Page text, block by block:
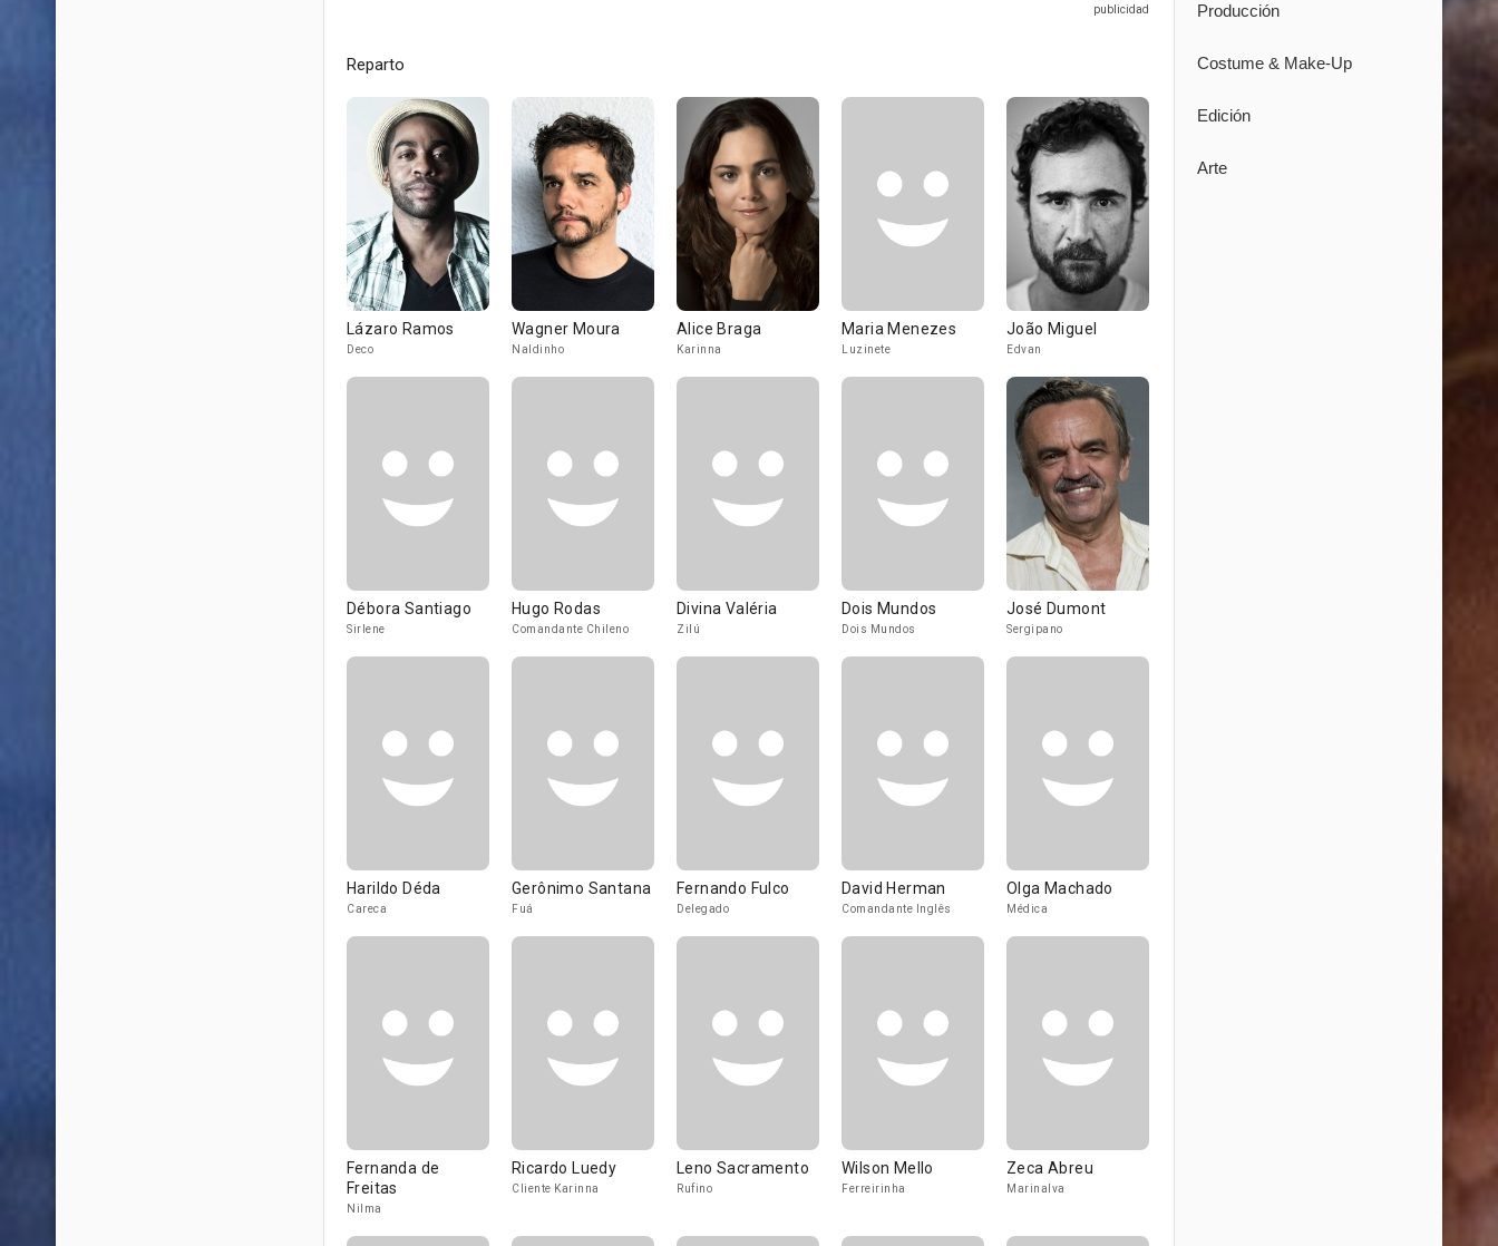
Reparto
Lázaro Ramos
Deco
Wagner Moura
Naldinho
Alice Braga
Karinna
Maria Menezes
Luzinete
João Miguel
Edvan
Débora Santiago
Sirlene
Hugo Rodas
Comandante Chileno
Divina Valéria
Zilú
Dois Mundos
Dois Mundos
José Dumont
Sergipano
Harildo Déda
Careca
Gerônimo Santana
Fuá
Fernando Fulco
Delegado
David Herman
Comandante Inglês
Olga Machado
Médica
Fernanda de
Freitas
Nilma
Ricardo Luedy
Cliente Karinna
Leno Sacramento
Rufino
Wilson Mello
Ferreirinha
Zeca Abreu
Marinalva
Producción
Costume & Make-Up
Edición
Arte